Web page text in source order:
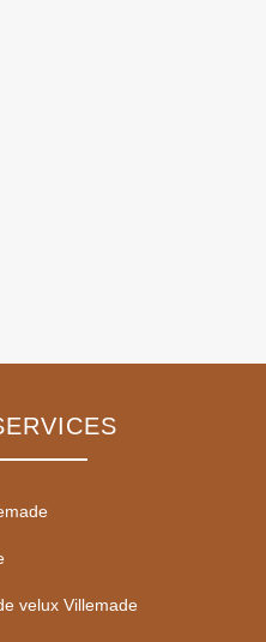
velux Villemade